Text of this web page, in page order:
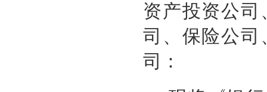
资产投资公
司、保险公司
司：